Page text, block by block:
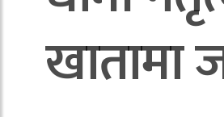
खातामा